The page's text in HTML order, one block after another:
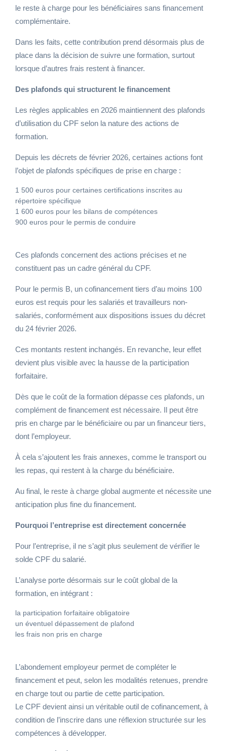
le reste à charge pour les bénéficiaires sans financement
complémentaire.
Dans les faits, cette contribution prend désormais plus de
place dans la décision de suivre une formation, surtout
lorsque d’autres frais restent à financer.
Des plafonds qui structurent le financement
Les règles applicables en 2026 maintiennent des plafonds
d’utilisation du CPF selon la nature des actions de
formation.
Depuis les décrets de février 2026, certaines actions font
l’objet de plafonds spécifiques de prise en charge :
1 500 euros pour certaines certifications inscrites au
répertoire spécifique
1 600 euros pour les bilans de compétences
900 euros pour le permis de conduire
Ces plafonds concernent des actions précises et ne
constituent pas un cadre général du CPF.
Pour le permis B, un cofinancement tiers d’au moins 100
euros est requis pour les salariés et travailleurs non-
salariés, conformément aux dispositions issues du décret
du 24 février 2026.
Ces montants restent inchangés. En revanche, leur effet
devient plus visible avec la hausse de la participation
forfaitaire.
Dès que le coût de la formation dépasse ces plafonds, un
complément de financement est nécessaire. Il peut être
pris en charge par le bénéficiaire ou par un financeur tiers,
dont l’employeur.
À cela s’ajoutent les frais annexes, comme le transport ou
les repas, qui restent à la charge du bénéficiaire.
Au final, le reste à charge global augmente et nécessite une
anticipation plus fine du financement.
Pourquoi l’entreprise est directement concernée
Pour l’entreprise, il ne s’agit plus seulement de vérifier le
solde CPF du salarié.
L’analyse porte désormais sur le coût global de la
formation, en intégrant :
la participation forfaitaire obligatoire
un éventuel dépassement de plafond
les frais non pris en charge
L’abondement employeur permet de compléter le
financement et peut, selon les modalités retenues, prendre
en charge tout ou partie de cette participation.
Le CPF devient ainsi un véritable outil de cofinancement, à
condition de l’inscrire dans une réflexion structurée sur les
compétences à développer.